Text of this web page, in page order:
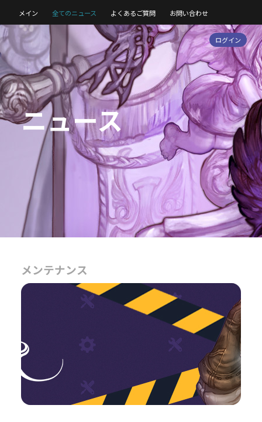
メイン 全てのニュース よくあるご質問 お問い合わせ
ログイン
ニュース
メンテナンス